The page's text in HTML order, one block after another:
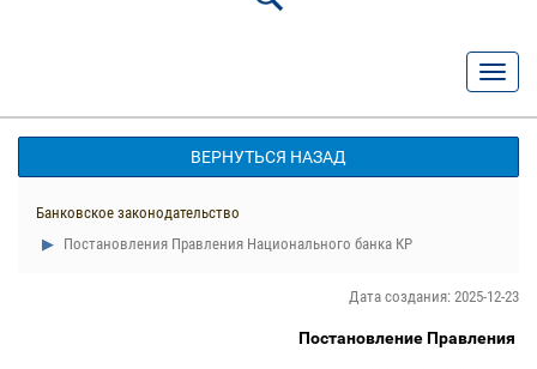
ВЕРНУТЬСЯ НАЗАД
Банковское законодательство
Постановления Правления Национального банка КР
Дата создания: 2025-12-23
Постановление Правления